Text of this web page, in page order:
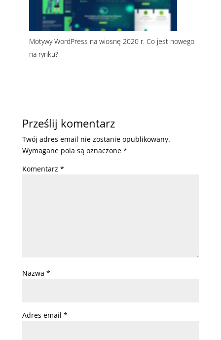
Motywy WordPress na wiosnę 2020 r. Co jest nowego
na rynku?
Prześlij komentarz
Twój adres email nie zostanie opublikowany.
Wymagane pola są oznaczone *
Komentarz *
Nazwa *
Adres email *